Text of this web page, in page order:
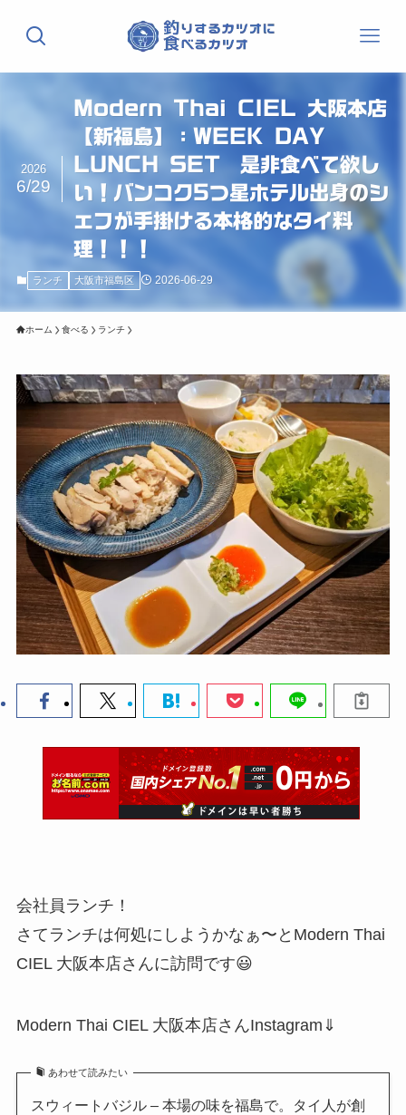
Modern Thai CIEL 大阪本店
【新福島】：WEEK DAY
LUNCH SET 是非食べて欲し
い！バンコク5つ星ホテル出身のシ
ェフが手掛ける本格的なタイ料
理！！！
2026
6/29
ランチ 大阪市福島区 2026-06-29
ホーム 食べる ランチ
会社員ランチ！
さてランチは何処にしようかなぁ〜とModern Thai
CIEL 大阪本店さんに訪問です😃
Modern Thai CIEL 大阪本店さんInstagram⇓
あわせて読みたい
スウィートバジル – 本場の味を福島で。タイ人が創